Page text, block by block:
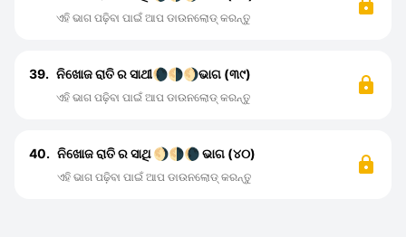
ଏହି ଭାଗ ପଢ଼ିବା ପାଇଁ ଆପ ଡାଉନଲୋଡ୍ କରନ୍ତୁ
39. ନିଖୋଜ ରାତି ର ସାଥୀ🌘🌗🌖ଭାଗ (୩୯)
ଏହି ଭାଗ ପଢ଼ିବା ପାଇଁ ଆପ ଡାଉନଲୋଡ୍ କରନ୍ତୁ
40. ନିଖୋଜ ରାତି ର ସାଥି 🌖🌗🌘 ଭାଗ (୪୦)
ଏହି ଭାଗ ପଢ଼ିବା ପାଇଁ ଆପ ଡାଉନଲୋଡ୍ କରନ୍ତୁ